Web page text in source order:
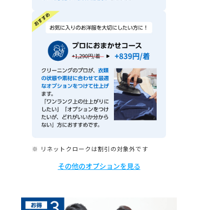
※ リネットクロークは割引の対象外です
その他のオプションを見る